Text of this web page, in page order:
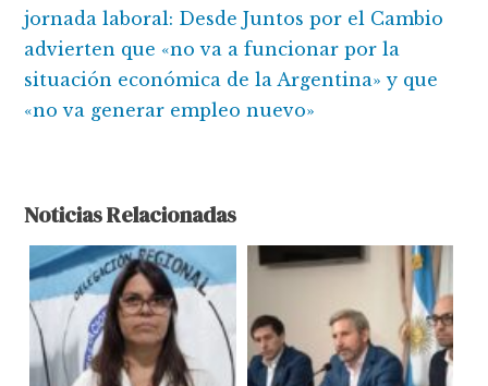
jornada laboral: Desde Juntos por el Cambio
advierten que «no va a funcionar por la
situación económica de la Argentina» y que
«no va generar empleo nuevo»
Noticias Relacionadas